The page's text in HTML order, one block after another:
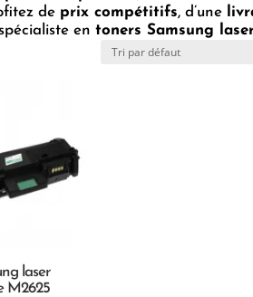
de prix compétitifs, d’une
en toners Samsung
laser
M2625